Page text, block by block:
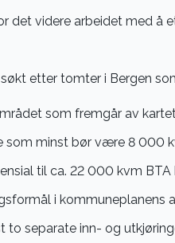
det videre arbeidet med å
etter tomter i Bergen
som fremgår av
som minst bør være 8 000
til ca. 22 000 kvm
i kommuneplanens
to separate inn- og